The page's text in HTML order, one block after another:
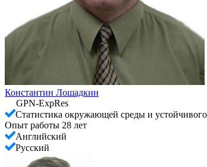
Константин Лошадкин
GPN-ExpRes
Статистика окружающей среды и устойчивого
Опыт работы 28 лет
Английский
Русский